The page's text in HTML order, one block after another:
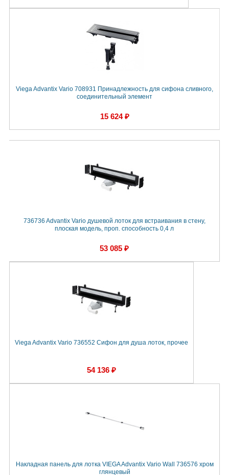
Viega Advantix Vario 708931 Принадлежность для сифона сливного,
соединительный элемент
15 624 ₽
736736 Advantix Vario душевой лоток для встраивания в стену,
плоская модель, проп. способность 0,4 л
53 085 ₽
Viega Advantix Vario 736552 Сифон для душа лоток, прочее
54 136 ₽
Накладная панель для лотка VIEGA Advantix Vario Wall 736576 хром
глянцевый